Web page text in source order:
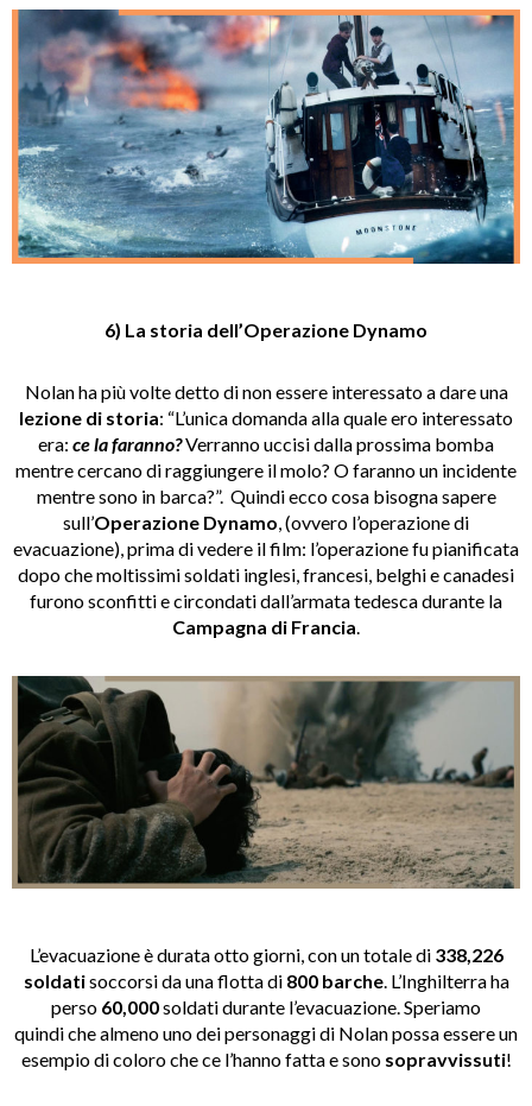
6) La storia dell’Operazione Dynamo
Nolan ha più volte detto di non essere interessato a dare una
lezione di storia: “L’unica domanda alla quale ero interessato
era: ce la faranno?Verranno uccisi dalla prossima bomba
mentre cercano di raggiungere il molo? O faranno un incidente
mentre sono in barca?”. Quindi ecco cosa bisogna sapere
sull’Operazione Dynamo, (ovvero l’operazione di
evacuazione), prima di vedere il film: l’operazione fu pianificata
dopo che moltissimi soldati inglesi, francesi, belghi e canadesi
furono sconfitti e circondati dall’armata tedesca durante la
Campagna di Francia.
L’evacuazione è durata otto giorni, con un totale di 338,226
soldatisoccorsi da una flotta di800 barche. L’Inghilterra ha
perso 60,000soldati durante l’evacuazione. Speriamo
quindi che almeno uno dei personaggi di Nolan possa essere un
esempio di coloro che ce l’hanno fatta e sono sopravvissuti!